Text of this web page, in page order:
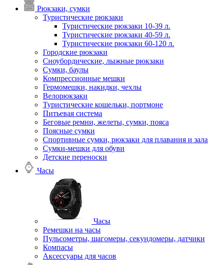
Рюкзаки, сумки
Туристические рюкзаки
Туристические рюкзаки 10-39 л.
Туристические рюкзаки 40-59 л.
Туристические рюкзаки 60-120 л.
Городские рюкзаки
Сноубордические, лыжные рюкзаки
Сумки, баулы
Компрессионные мешки
Гермомешки, накидки, чехлы
Велорюкзаки
Туристические кошельки, портмоне
Питьевая система
Беговые ремни, желеты, сумки, пояса
Поясные сумки
Спортивные сумки, рюкзаки для плавания и зала
Сумки-мешки для обуви
Детские переноски
Часы
Часы
Ремешки на часы
Пульсометры, шагомеры, секундомеры, датчики
Компасы
Аксессуары для часов